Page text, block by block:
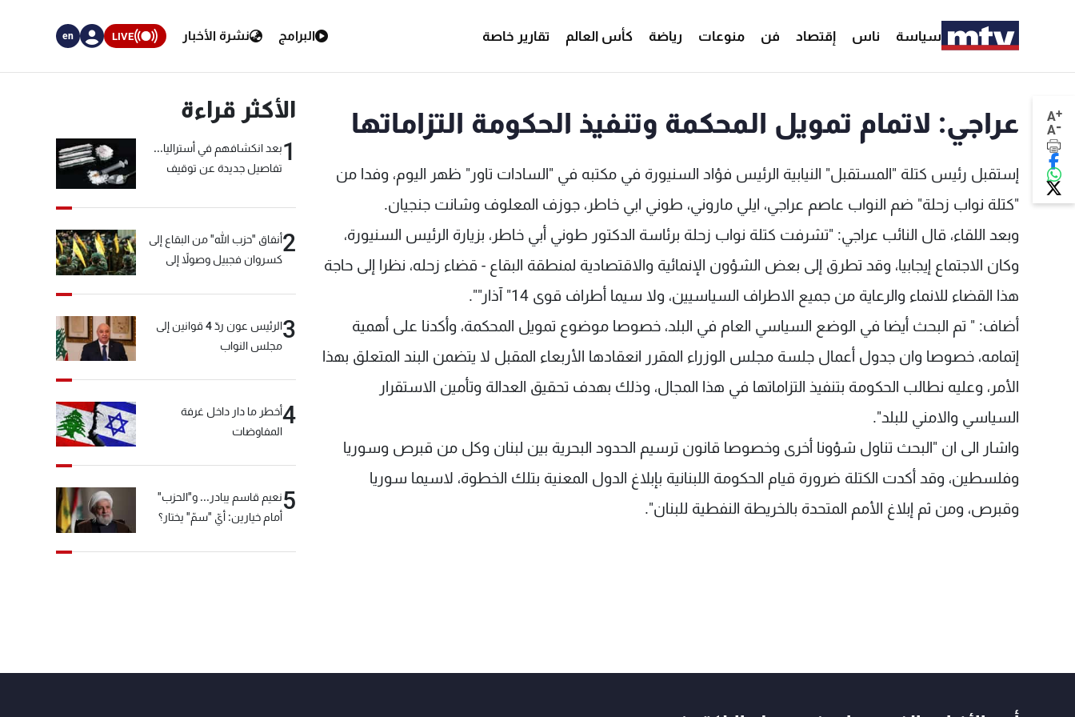
سياسة ناس إقتصاد فن منوعات رياضة كأس العالم تقارير خاصة البرامج نشرة الأخبار LIVE
en
A+
A- عراجي: لاتمام تمويل المحكمة وتنفيذ الحكومة التزاماتها
إستقبل رئيس كتلة "المستقبل" النيابية الرئيس فؤاد السنيورة في مكتبه في "السادات تاور" ظهر اليوم، وفدا من
"كتلة نواب زحلة" ضم النواب عاصم عراجي، ايلي ماروني، طوني ابي خاطر، جوزف المعلوف وشانت جنجيان.
وبعد اللقاء، قال النائب عراجي: "تشرفت كتلة نواب زحلة برئاسة الدكتور طوني أبي خاطر، بزيارة الرئيس السنيورة،
وكان الاجتماع إيجابيا، وقد تطرق إلى بعض الشؤون الإنمائية والاقتصادية لمنطقة البقاع - قضاء زحله، نظرا إلى حاجة
هذا القضاء للانماء والرعاية من جميع الاطراف السياسيين، ولا سيما أطراف قوى 14" آذار"".
أضاف: " تم البحث أيضا في الوضع السياسي العام في البلد، خصوصا موضوع تمويل المحكمة، وأكدنا على أهمية
إتمامه، خصوصا وان جدول أعمال جلسة مجلس الوزراء المقرر انعقادها الأربعاء المقبل لا يتضمن البند المتعلق بهذا
الأمر، وعليه نطالب الحكومة بتنفيذ التزاماتها في هذا المجال، وذلك بهدف تحقيق العدالة وتأمين الاستقرار
السياسي والامني للبلد".
واشار الى ان "البحث تناول شؤونا أخرى وخصوصا قانون ترسيم الحدود البحرية بين لبنان وكل من قبرص وسوريا
وفلسطين، وقد أكدت الكتلة ضرورة قيام الحكومة اللبنانية بإبلاغ الدول المعنية بتلك الخطوة، لاسيما سوريا
وقبرص، ومن ثم إبلاغ الأمم المتحدة بالخريطة النفطية للبنان".
الأكثر قراءة
1بعد انكشافهم في أستراليا...
تفاصيل جديدة عن توقيف
2أنفاق "حزب الله" من البقاع إلى
كسروان فجبيل وصولاً إلى
3
الرئيس عون ردّ 4 قوانين إلى
مجلس النواب
4أخطر ما دار داخل غرفة
المفاوضات
5نعيم قاسم يبادر... و"الحزب"
أمام خيارين: أيّ "سمّ" يختار؟